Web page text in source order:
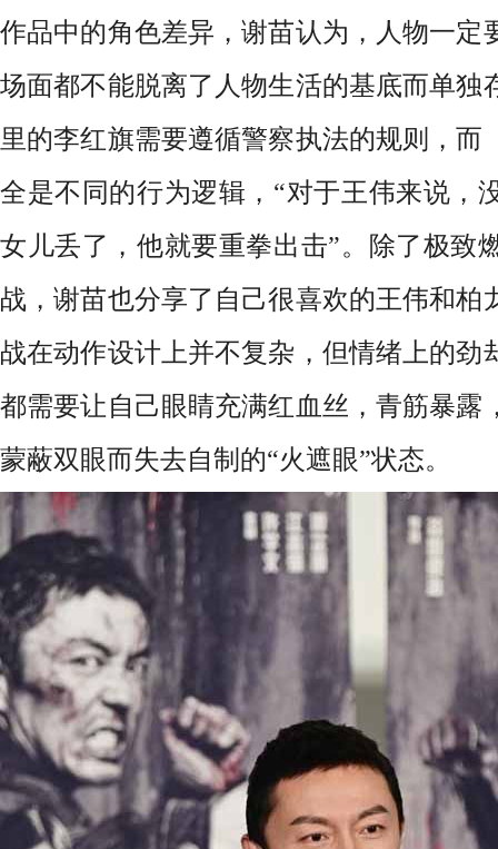
作品中的角色差异，谢苗认为， 人物一定
场面都不能脱离了 人物生活的基底而单独
里的李红旗需要遵循警察执法的规则 ，而
全是不同的行为逻辑， “对于王伟来说，
女儿丢了，他就要重拳出击”。
除了极致
战，谢苗也分享了自己很喜欢的王伟和柏
战在动作设计上并不复杂，但情绪 上的劲
都需要让自己 眼睛充满红血丝，青筋暴露
蒙蔽双眼而失去自制的“火遮眼”状态。